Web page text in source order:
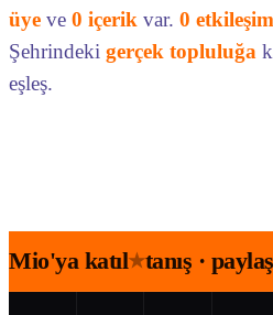
üye ve 0 içerik var. 0 etkileşim
Şehrindeki gerçek topluluğa
eşleş.
Mio'ya katıl★tanış ·